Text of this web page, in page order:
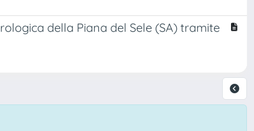
della Piana del Sele (SA) tramite